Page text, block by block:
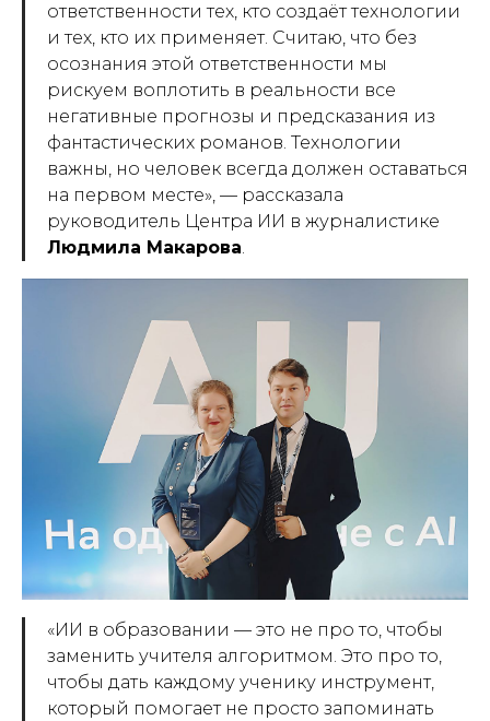
ответственности тех, кто создаёт технологии
и тех, кто их применяет. Считаю, что без
осознания этой ответственности мы
рискуем воплотить в реальности все
негативные прогнозы и предсказания из
фантастических романов. Технологии
важны, но человек всегда должен оставаться
на первом месте», — рассказала
руководитель Центра ИИ в журналистике
Людмила Макарова.
«ИИ в образовании — это не про то, чтобы
заменить учителя алгоритмом. Это про то,
чтобы дать каждому ученику инструмент,
который помогает не просто запоминать